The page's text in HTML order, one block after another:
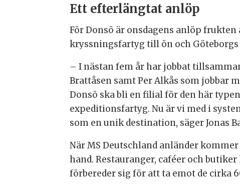
Ett efterlängtat anlöp
För Donsö är onsdagens anlöp
kryssningsfartyg till ön och Göteborgs
– I nästan fem år har jobbat
Brattåsen samt Per Alkås som jobbar
Donsö ska bli en filial för den här
expeditionsfartyg. Nu är vi med i
som en unik destination, säger Jonas
När MS Deutschland anländer
hand. Restauranger, caféer och
förbereder sig för att ta emot de cirka